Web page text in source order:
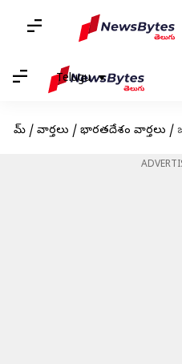
Telugu
హోమ్ / వార్తలు / భారతదేశం వార్తలు /